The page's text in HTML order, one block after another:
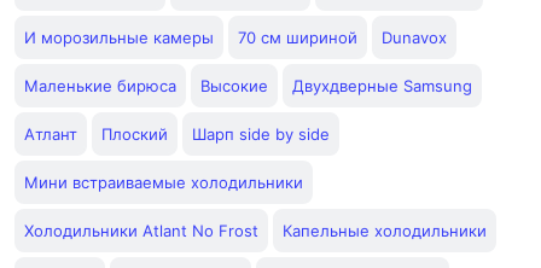
И морозильные камеры 70 см шириной Dunavox
Маленькие бирюса Высокие Двухдверные Samsung
Атлант Плоский Шарп side by side
Мини встраиваемые холодильники
Холодильники Atlant No Frost Капельные холодильники